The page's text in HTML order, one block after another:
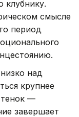
клубнику.
смысле
период
над
крупнее
—
завершает